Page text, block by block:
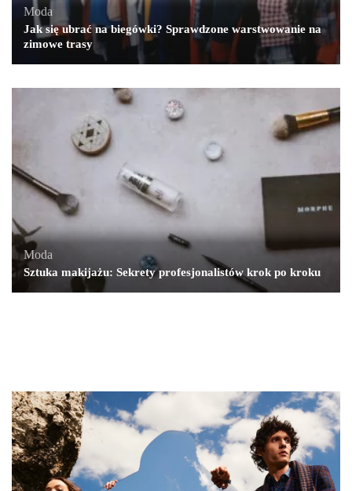
Moda
Jak się ubrać na biegówki? Sprawdzone warstwowanie na
zimowe trasy
Moda
Sztuka makijażu: Sekrety profesjonalistów krok po kroku